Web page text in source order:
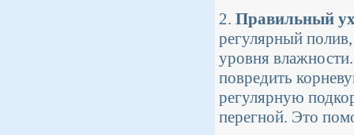
2. Правильный
регулярный
уровня
повредить
регулярную
перегной. Это